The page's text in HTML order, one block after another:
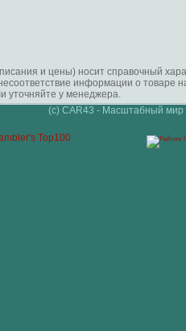
и цены) носит справочный
информации о
уточняйте у менеджера.
(c) CAR43 - Масштабный мир